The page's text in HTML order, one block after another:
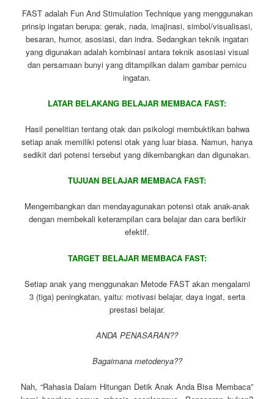
FAST adalah Fun And Stimulation Technique yang menggunakan
prinsip ingatan berupa: gerak, nada, imajinasi, simbol/visualisasi,
besaran, humor, asosiasi, dan indra. Sedangkan teknik ingatan
yang digunakan adalah kombinasi antara teknik asosiasi visual
dan persamaan bunyi yang ditampilkan dalam gambar pemicu
ingatan.
LATAR BELAKANG BELAJAR MEMBACA FAST:
Hasil penelitian tentang otak dan psikologi membuktikan bahwa
setiap anak memiliki potensi otak yang luar biasa. Namun, hanya
sedikit dari potensi tersebut yang dikembangkan dan digunakan.
TUJUAN BELAJAR MEMBACA FAST:
Mengembangkan dan mendayagunakan potensi otak anak-anak
dengan membekali keterampilan cara belajar dan cara berfikir
efektif.
TARGET BELAJAR MEMBACA FAST:
Setiap anak yang menggunakan Metode FAST akan mengalami
3 (tiga) peningkatan, yaitu: motivasi belajar, daya ingat, serta
prestasi belajar.
ANDA PENASARAN??
Bagaimana metodenya??
Nah, “Rahasia Dalam Hitungan Detik Anak Anda Bisa Membaca”